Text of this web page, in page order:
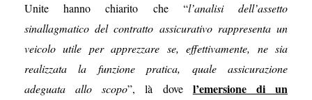
Unite hanno chiarito che “l’analisi dell’assetto
sinallagmatico del contratto assicurativo rappresenta un
veicolo utile per apprezzare se, effettivamente, ne sia
realizzata la funzione pratica, quale assicurazione
adeguata allo scopo”, là dove l’emersione di un